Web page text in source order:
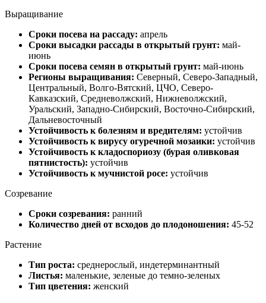
Выращивание
Сроки посева на рассаду: апрель
Сроки высадки рассады в открытый грунт: май-
июнь
Сроки посева семян в открытый грунт: май-июнь
Регионы выращивания: Северный, Северо-Западный,
Центральный, Волго-Вятский, ЦЧО, Северо-
Кавказский, Средневолжский, Нижневолжский,
Уральский, Западно-Сибирский, Восточно-Сибирский,
Дальневосточный
Устойчивость к болезням и вредителям: устойчив
Устойчивость к вирусу огуречной мозаики: устойчив
Устойчивость к кладоспориозу (бурая оливковая
пятнистость): устойчив
Устойчивость к мучнистой росе: устойчив
Созревание
Сроки созревания: ранний
Количество дней от всходов до плодоношения: 45-52
Растение
Тип роста: среднерослый, индетерминантный
Листья: маленькие, зеленые до темно-зеленых
Тип цветения: женский